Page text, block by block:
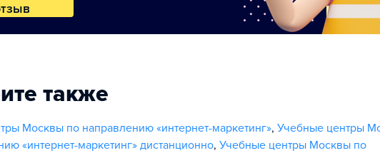
также
Москвы по направлению «интернет-маркетинг», Учебные центры
«интернет-маркетинг» дистанционно, Учебные центры Москвы по